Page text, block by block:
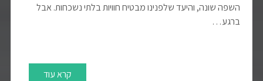
השפה שונה, והיעד שלפנינו מבטיח חוויות בלתי נשכחות. אבל
ברגע…
קרא עוד